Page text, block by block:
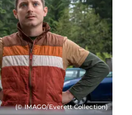
(© IMAGO/Everett Collection)